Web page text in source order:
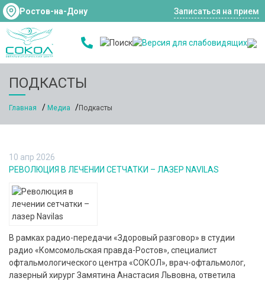
Ростов-на-Дону Записаться на прием
ПОДКАСТЫ
Главная Медиа Подкасты
10 апр 2026
РЕВОЛЮЦИЯ В ЛЕЧЕНИИ СЕТЧАТКИ – ЛАЗЕР NAVILAS
В рамках радио-передачи «Здоровый разговор» в студии
радио «Комсомольская правда-Ростов», специалист
офтальмологического центра «СОКОЛ», врач-офтальмолог,
лазерный хирург Замятина Анастасия Львовна, ответила